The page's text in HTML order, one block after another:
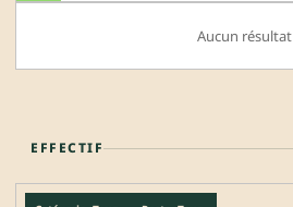
Aucun résultat
EFFECTIF